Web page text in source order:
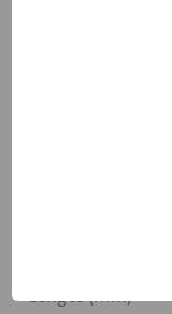
• In systemen
•
mechanische
Lengte (mm)